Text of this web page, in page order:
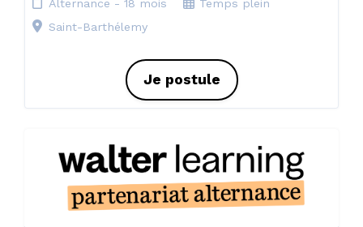
Alternance - 18 mois
Temps plein
Saint-Barthélemy
Je postule